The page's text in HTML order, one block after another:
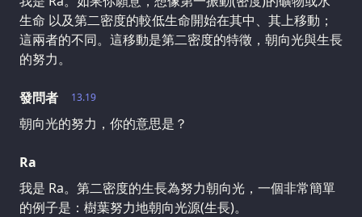
生命 以及第二密度的較低生命開始在其中、其上移動；
這兩者的不同。這移動是第二密度的特徵，朝向光與生長
的努力。
13.19
發問者
朝向光的努力，你的意思是？
Ra
我是 Ra。第二密度的生長為努力朝向光，一個非常簡單
的例子是：樹葉努力地朝向光源(生長)。